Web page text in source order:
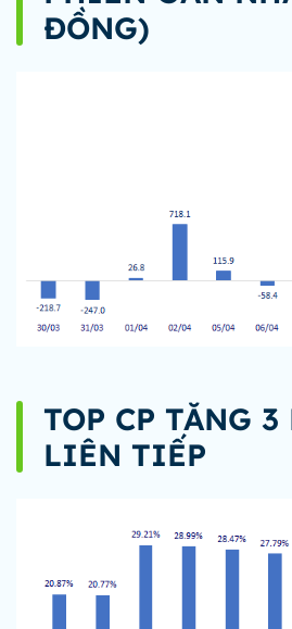
ĐỒNG)
TOP CP TĂNG 3 PHIÊN
LIÊN TIẾP